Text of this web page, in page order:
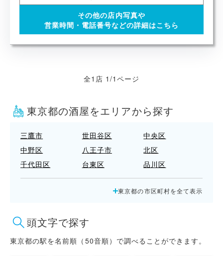
その他の店内写真や
営業時間・電話番号などの詳細はこちら
全1店 1/1ページ
東京都の酒屋をエリアから探す
三鷹市 世田谷区
中央区
中野区
八王子市
北区
千代田区
台東区
品川区
国立市
墨田区
多摩市
小金井市
日野市
杉並区
東村山市
板橋区
武蔵野市
東京都の市区町村を全て表示
頭文字で探す
東京都の駅を名前順（50音順）で調べることができます。